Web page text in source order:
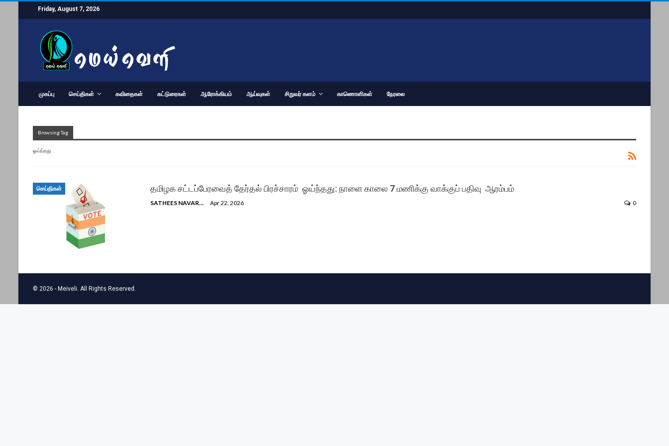
Friday, August 7, 2026
முகப்பு செய்திகள் கவிதைகள் கட்டுரைகள் ஆரோக்கியம் ஆய்வுகள் சிறுவர் களம் காணொளிகள் நேரலை
Browsing Tag
ஓய்ந்தது
செய்திகள் தமிழக சட்டப்பேரவைத் தேர்தல் பிரச்சாரம் ஓய்ந்தது: நாளை காலை 7 மணிக்கு வாக்குப் பதிவு ஆரம்பம்
SATHEES NAVARATNAM Apr 22, 2026 0
© 2026 - Meiveli. All Rights Reserved.